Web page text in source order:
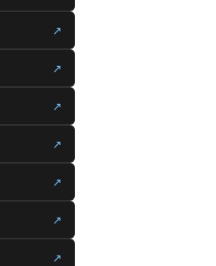
↗
↗
↗
↗
↗
↗
↗